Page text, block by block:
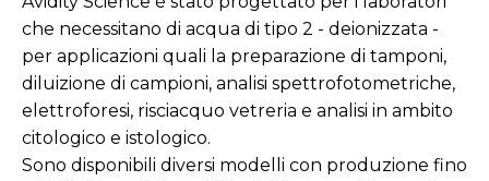
che necessitano di acqua di tipo 2 - deionizzata -
per applicazioni quali la preparazione di tamponi,
diluizione di campioni, analisi spettrofotometriche,
elettroforesi, risciacquo vetreria e analisi in ambito
citologico e istologico.
Sono disponibili diversi modelli con produzione fino